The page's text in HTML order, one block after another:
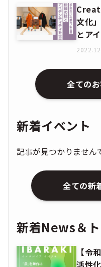
文化
とア
全ての
新着イベント
記事が見つかりません
全ての新
新着News＆
【令
活性